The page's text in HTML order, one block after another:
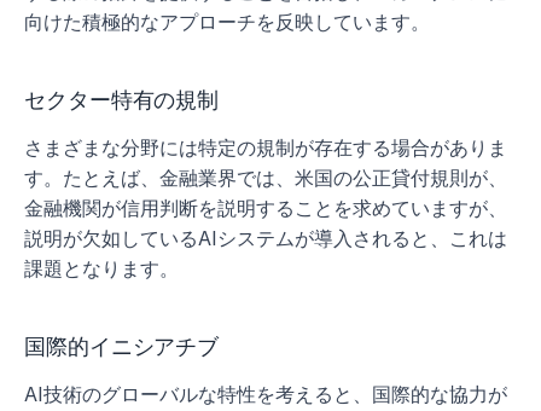
向けた積極的なアプローチを反映しています。
セクター特有の規制
さまざまな分野には特定の規制が存在する場合がありま
す。たとえば、金融業界では、米国の公正貸付規則が、
金融機関が信用判断を説明することを求めていますが、
説明が欠如しているAIシステムが導入されると、これは
課題となります。
国際的イニシアチブ
AI技術のグローバルな特性を考えると、国際的な協力が